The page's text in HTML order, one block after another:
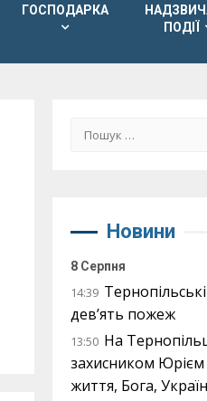
ГОСПОДАРКА
ПОДІЇ
Пошук:
Новини
8 Серпня
14:39
дев’ять пожеж
13:50 На
захисником
життя, Бога,